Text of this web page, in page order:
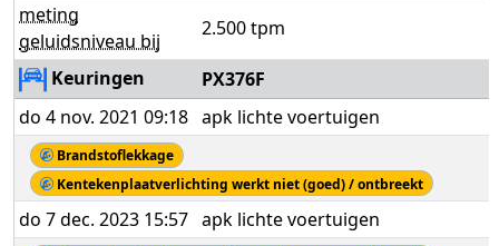
meting
geluidsniveau bij
2.500 tpm
Keuringen
PX376F
do 4 nov. 2021 09:18 apk lichte voertuigen
Brandstoflekkage
Kentekenplaatverlichting werkt niet (goed) / ontbreekt
do 7 dec. 2023 15:57 apk lichte voertuigen